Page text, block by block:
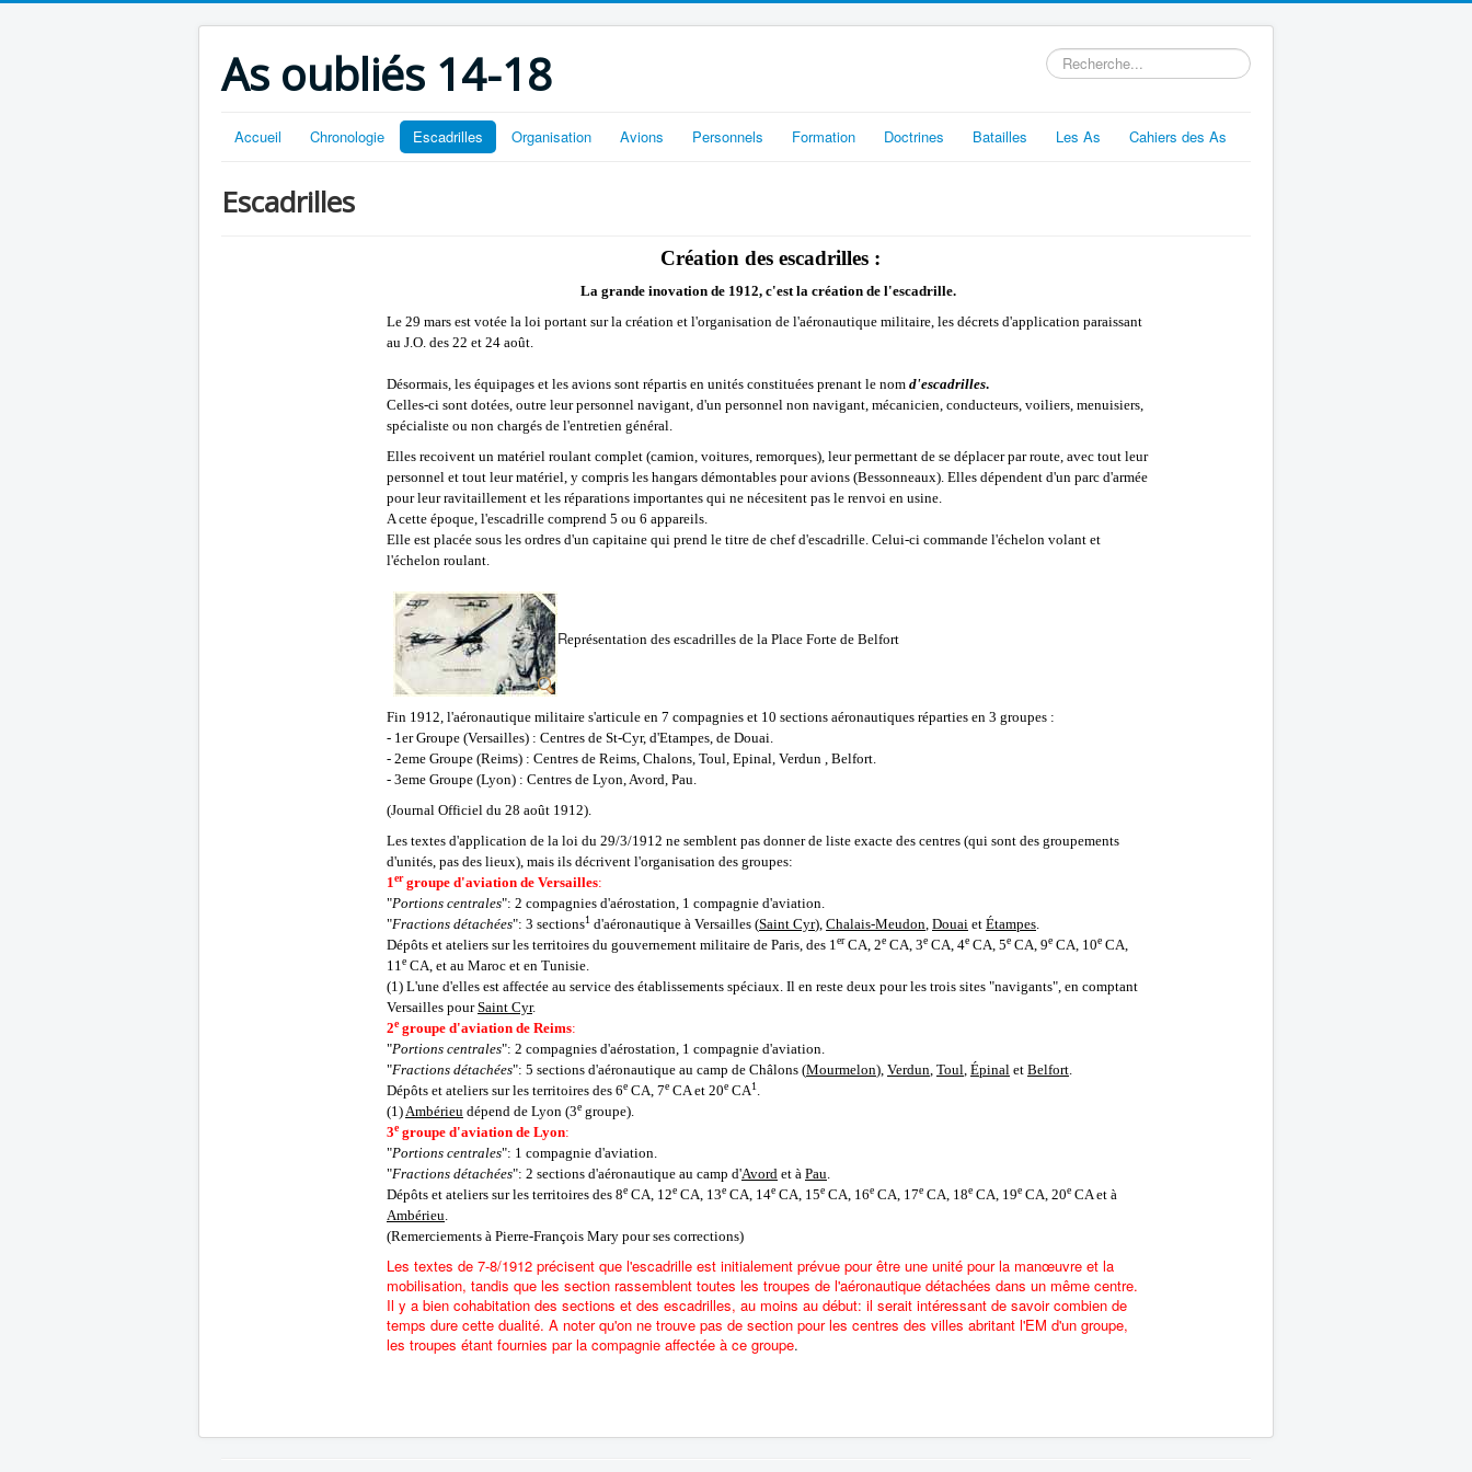
As oubliés 14-18 Rechercher
Accueil Chronologie Escadrilles Organisation Avions Personnels Formation Doctrines Batailles Les As Cahiers des As
Escadrilles
Création des escadrilles :
La grande inovation de 1912, c'est la création de l'escadrille.
Le 29 mars est votée la loi portant sur la création et l'organisation de l'aéronautique militaire, les décrets d'application paraissant
au J.O. des 22 et 24 août.
Désormais, les équipages et les avions sont répartis en unités constituées prenant le nom d'escadrilles.
Celles-ci sont dotées, outre leur personnel navigant, d'un personnel non navigant, mécanicien, conducteurs, voiliers, menuisiers,
spécialiste ou non chargés de l'entretien général.
Elles recoivent un matériel roulant complet (camion, voitures, remorques), leur permettant de se déplacer par route, avec tout leur
personnel et tout leur matériel, y compris les hangars démontables pour avions (Bessonneaux). Elles dépendent d'un parc d'armée
pour leur ravitaillement et les réparations importantes qui ne nécesitent pas le renvoi en usine.
A cette époque, l'escadrille comprend 5 ou 6 appareils.
Elle est placée sous les ordres d'un capitaine qui prend le titre de chef d'escadrille. Celui-ci commande l'échelon volant et
l'échelon roulant.
Représentation des escadrilles de la Place Forte de Belfort
Fin 1912, l'aéronautique militaire s'articule en 7 compagnies et 10 sections aéronautiques réparties en 3 groupes :
- 1er Groupe (Versailles) : Centres de St-Cyr, d'Etampes, de Douai.
- 2eme Groupe (Reims) : Centres de Reims, Chalons, Toul, Epinal, Verdun , Belfort.
- 3eme Groupe (Lyon) : Centres de Lyon, Avord, Pau.
(Journal Officiel du 28 août 1912).
Les textes d'application de la loi du 29/3/1912 ne semblent pas donner de liste exacte des centres (qui sont des groupements
d'unités, pas des lieux), mais ils décrivent l'organisation des groupes:
1ergroupe d'aviation de Versailles:
"Portions centrales": 2 compagnies d'aérostation, 1 compagnie d'aviation.
"Fractions détachées": 3 sections1 d'aéronautique à Versailles (Saint Cyr), Chalais-Meudon, Douai et Étampes.
Dépôts et ateliers sur les territoires du gouvernement militaire de Paris, des 1erCA, 2e CA, 3e CA, 4e CA, 5e CA, 9e CA, 10e CA,
11e CA, et au Maroc et en Tunisie.
(1) L'une d'elles est affectée au service des établissements spéciaux. Il en reste deux pour les trois sites "navigants", en comptant
Versailles pourSaint Cyr.
2egroupe d'aviation de Reims:
"Portions centrales": 2 compagnies d'aérostation, 1 compagnie d'aviation.
"Fractions détachées": 5 sections d'aéronautique au camp de Châlons (Mourmelon), Verdun, Toul, Épinal et Belfort.
Dépôts et ateliers sur les territoires des 6e CA, 7e CA et 20e CA1 .
(1)Ambérieu dépend de Lyon (3e groupe).
3egroupe d'aviation de Lyon:
"Portions centrales": 1 compagnie d'aviation.
"Fractions détachées": 2 sections d'aéronautique au camp d'Avord et à Pau.
Dépôts et ateliers sur les territoires des 8e CA, 12e CA, 13e CA, 14e CA, 15e CA, 16e CA, 17e CA, 18e CA, 19e CA, 20e CA et à
Ambérieu.
(Remerciements à Pierre-François Mary pour ses corrections)
Les textes de 7-8/1912 précisent que l'escadrille est initialement prévue pour être une unité pour la manœuvre et la
mobilisation, tandis que les section rassemblent toutes les troupes de l'aéronautique détachées dans un même centre.
Il y a bien cohabitation des sections et des escadrilles, au moins au début: il serait intéressant de savoir combien de
temps dure cette dualité. A noter qu'on ne trouve pas de section pour les centres des villes abritant l'EM d'un groupe,
les troupes étant fournies par la compagnie affectée à ce groupe.